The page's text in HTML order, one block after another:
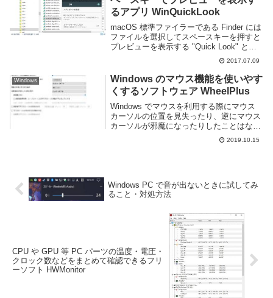
るアプリ WinQuickLook
macOS 標準ファイラーである Finder には
ファイルを選択してスペースキーを押すと
プレビューを表示する "Quick Look" と呼
ばれる便利な機能があります。他のソフト
ウェアを起動する必要がなく、素早くファ
イルの中身を確認する事...
2017.07.09
Windows
Windows のマウス機能を使いやす
くするソフトウェア WheelPlus
Windows でマウスを利用する際にマウス
カーソルの位置を見失ったり、逆にマウス
カーソルが邪魔になったりしたことはない
だろうか。他にも OS 標準の機能ではカス
タマイズ性も低く、満足の行く設定にでき
2019.10.15
Windows PC で音が出ないときに試してみ
ること・対処方法
CPU や GPU 等 PC パーツの温度・電圧・
クロック数などをまとめて確認できるフリ
ーソフト HWMonitor